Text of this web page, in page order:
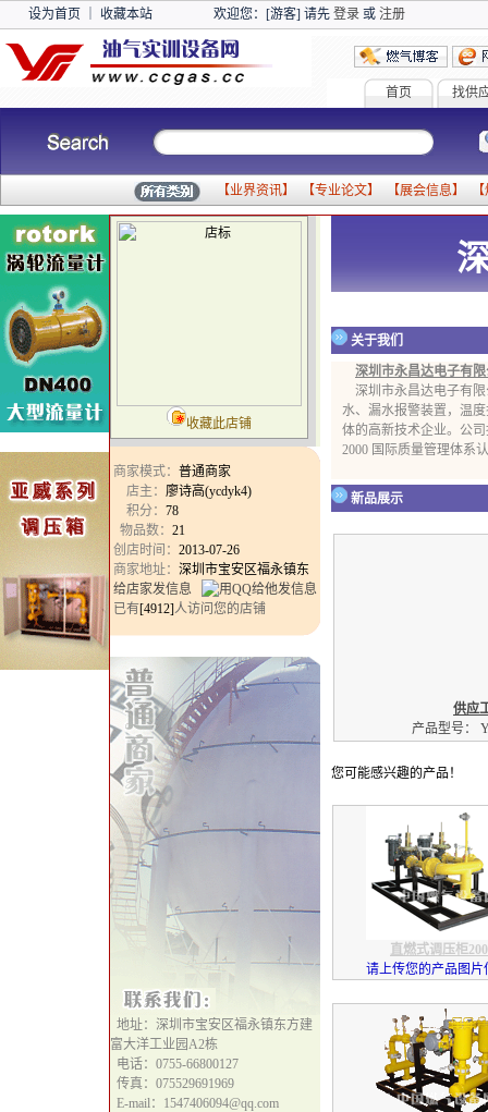
设为首页 收藏本站 欢迎您：[游客] 请先 登录或 注册
首页 找供
【业界资讯】 【专业论文】 【展会信息】 【
收藏此店铺
商家模式： 普通商家
店主： 廖诗高(ycdyk4)
积分： 78
物品数： 21
创店时间： 2013-07-26
商家地址： 深圳市宝安区福永镇东
给店家发信息
已有[4912]人访问您的店铺
地址：深圳市宝安区福永镇东方建
富大洋工业园A2栋
电话：0755-66800127
传真：075529691969
E-mail：1547406094@qq.com
关于我们
深圳市永昌达电子有
深圳市永昌达电子有限
水、漏水报警装置，温
体的高新技术企业。公
2000 国际质量管理体系
新品展示
供应
产品型号：
您可能感兴趣的产品！
直燃式调压柜
请上传您的产品图片